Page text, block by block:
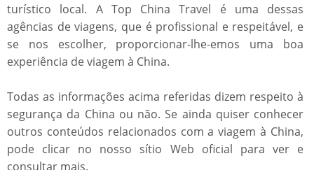
turístico local. A Top China Travel é uma dessas
agências de viagens, que é profissional e respeitável, e
se nos escolher, proporcionar-lhe-emos uma boa
experiência de viagem à China.
Todas as informações acima referidas dizem respeito à
segurança da China ou não. Se ainda quiser conhecer
outros conteúdos relacionados com a viagem à China,
pode clicar no nosso sítio Web oficial para ver e
consultar mais.